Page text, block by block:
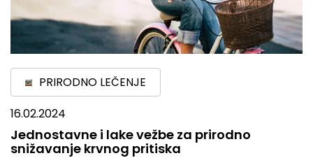
PRIRODNO LEČENJE
16.02.2024
Jednostavne i lake vežbe za prirodno
snižavanje krvnog pritiska